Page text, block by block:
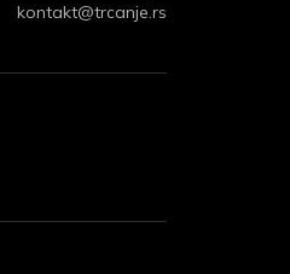
kontakt@trcanje.rs